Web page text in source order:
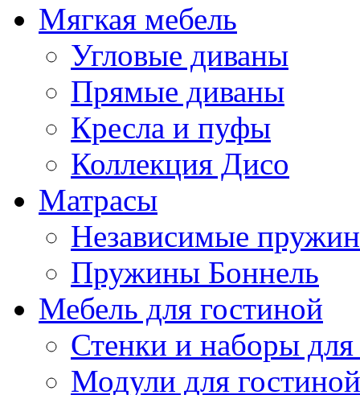
Мягкая мебель
Угловые диваны
Прямые диваны
Кресла и пуфы
Коллекция Дисо
Матрасы
Независимые
Пружины Боннель
Мебель для гостиной
Стенки и наборы для
Модули для гостиной